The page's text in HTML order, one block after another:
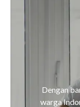
Dengan
warga